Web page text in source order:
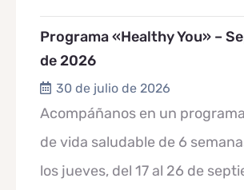
Programa «Healthy You» –
de 2026
30 de julio de 2026
Acompáñanos en un
de vida saludable de 6
los jueves, del 17 al 26 de